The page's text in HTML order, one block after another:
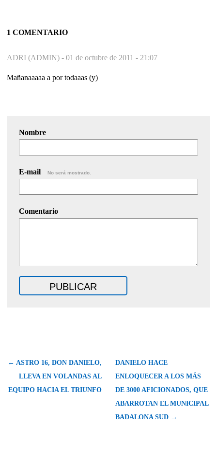
1 COMENTARIO
ADRI (ADMIN) - 01 de octubre de 2011 - 21:07
Mañanaaaaa a por todaaas (y)
Nombre
E-mail No será mostrado.
Comentario
← ASTRO 16, DON DANIELO,
LLEVA EN VOLANDAS AL
EQUIPO HACIA EL TRIUNFO
DANIELO HACE
ENLOQUECER A LOS MÁS
DE 3000 AFICIONADOS, QUE
ABARROTAN EL MUNICIPAL
BADALONA SUD →